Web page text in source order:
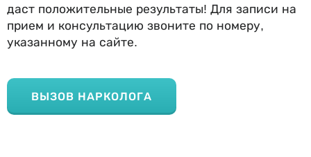
даст положительные результаты! Для записи на
прием и консультацию звоните по номеру,
указанному на сайте.
ВЫЗОВ НАРКОЛОГА